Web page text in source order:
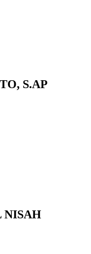
S.AP
NISAH